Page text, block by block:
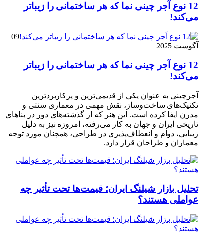
12 نوع آجر چینی نما که هر ساختمانی را زیباتر
می‌کند!
09
آگوست 2025
12 نوع آجر چینی نما که هر ساختمانی را زیباتر
می‌کند!
آجرچینی به عنوان یکی از قدیمی‌ترین و پرکاربردترین
تکنیک‌های ساخت‌وساز، نقش مهمی در معماری سنتی و
مدرن ایفا کرده است. این هنر که از گذشته‌های دور در بناهای
تاریخی ایران و جهان به کار می‌رفته، امروزه نیز به دلیل
زیبایی، دوام و انعطاف‌پذیری در طراحی، همچنان مورد توجه
معماران و طراحان قرار دارد.
تحلیل بازار شیلنگ ایران؛ قیمت‌ها تحت تأثیر چه
عواملی هستند؟